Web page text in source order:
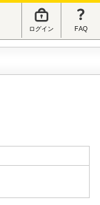
ログイン FAQ